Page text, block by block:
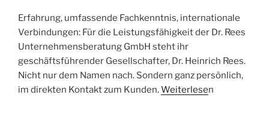
Erfahrung, umfassende Fachkenntnis, internationale
Verbindungen: Für die Leistungsfähigkeit der Dr. Rees
Unternehmensberatung GmbH steht ihr
geschäftsführender Gesellschafter, Dr. Heinrich Rees.
Nicht nur dem Namen nach. Sondern ganz persönlich,
im direkten Kontakt zum Kunden.Weiterlesen